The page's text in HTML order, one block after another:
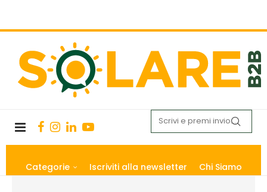
Categorie Iscriviti alla newsletter Chi Siamo